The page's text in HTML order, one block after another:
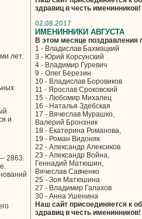
лет.
и
2863.
здравиц в честь именинников!
02.08.2017
ИМЕНИННИКИ АВГУСТА
В этом месяце поздравления
1 - Владислав Бахмацкий
3 - Юрий Корсунский
4 - Владимир Гуревич
9 - Олег Березин
10 - Владислав Боровиков
11 - Ярослав Сроковский
15 - Любомир Михалец
16 - Наталья Здебская
17 - Вячеслав Мурашко,
Валерий Бронзник
18 - Екатерина Романова,
19 - Роман Видоняк
22 - Александр Алексиков
23 - Александр Война,
Геннадий Матюшин,
Вячеслав Савченко
25 - Зоя Матюшина
27 - Владимир Галахов
30 - Анна Ушенина
Наш сайт присоединяется к
здравиц в честь именинников!